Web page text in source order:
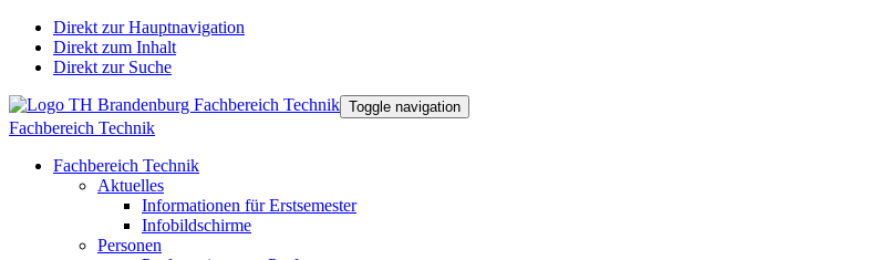
Direkt zur Hauptnavigation
Direkt zum Inhalt
Direkt zur Suche
Toggle navigation
Fachbereich Technik
Fachbereich Technik
Aktuelles
Informationen für Erstsemester
Infobildschirme
Personen